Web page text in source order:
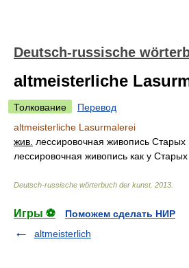
Deutsch-russische
altmeisterliche
Толкование
Перевод
altmeisterliche Lasurmalerei
жив. лессировочная живопись Старых
лессировочная живопись как у
Deutsch-russische wörterbuch der kunst. 2013
Игры ⚽
Поможем сделать НИР
altmeisterlich